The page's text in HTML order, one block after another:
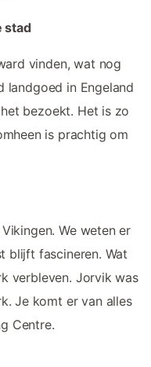
stad
vinden, wat nog
landgoed in Engeland
bezoekt. Het is zo
is prachtig om
We weten er
blijft fascineren. Wat
verbleven. Jorvik was
Je komt er van alles
Centre.